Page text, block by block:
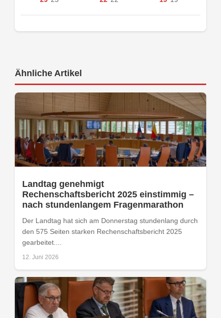
Ähnliche Artikel
Landtag genehmigt
Rechenschaftsbericht 2025 einstimmig –
nach stundenlangem Fragenmarathon
Der Landtag hat sich am Donnerstag stundenlang durch
den 575 Seiten starken Rechenschaftsbericht 2025
gearbeitet....
12. Juni 2026